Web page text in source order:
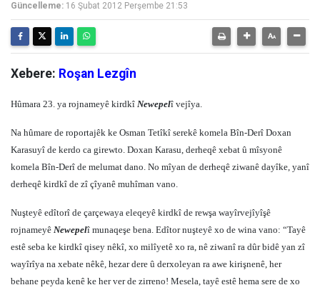
Güncelleme: 16 Şubat 2012 Perşembe 21:53
Xebere: Roşan Lezgîn
Hûmara 23. ya rojnameyê kirdkî Newepelî vejîya.
Na hûmare de roportajêk ke Osman Tetîkî serekê komela Bîn-Derî Doxan
Karasuyî de kerdo ca girewto. Doxan Karasu, derheqê xebat û mîsyonê
komela Bîn-Derî de melumat dano. No mîyan de derheqê ziwanê dayîke, yanî
derheqê kirdkî de zî çîyanê muhîman vano.
Nuşteyê edîtorî de çarçewaya eleqeyê kirdkî de rewşa wayîrvejîyîşê
rojnameyê Newepelî munaqeşe bena. Edîtor nuşteyê xo de wina vano: “Tayê
estê seba ke kirdkî qisey nêkî, xo milîyetê xo ra, nê ziwanî ra dûr bidê yan zî
wayîrîya na xebate nêkê, hezar dere û derxoleyan ra awe kirişnenê, her
behane peyda kenê ke her ver de zirreno! Mesela, tayê estê hema sere de xo